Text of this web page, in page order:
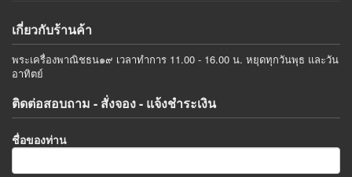
เกี่ยวกับร้านค้า
พระเครื่องพาณิชธน๑๙ เวลาทำการ 11.00 - 16.00 น. หยุดทุกวันพุธ และวัน
อาทิตย์
ติดต่อสอบถาม - สั่งจอง - แจ้งชำระเงิน
ชื่อของท่าน